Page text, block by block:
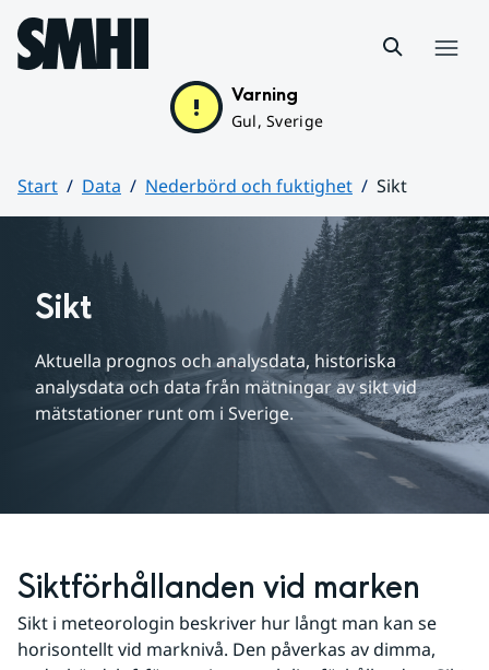
Hoppa till sidans innehåll
Varning
Gul, Sverige
Start Data Nederbörd och fuktighet
Sikt
Sikt
Aktuella prognos och analysdata, historiska
analysdata och data från mätningar av sikt vid
mätstationer runt om i Sverige.
Siktförhållanden vid marken
Sikt i meteorologin beskriver hur långt man kan se
horisontellt vid marknivå. Den påverkas av dimma,